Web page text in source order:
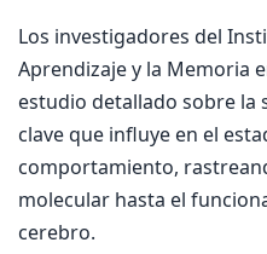
Los investigadores del
Aprendizaje y la Memoria
estudio detallado sobre la
clave que influye en el
comportamiento,
molecular hasta el
cerebro.